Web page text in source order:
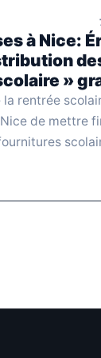
à Nice:
»
rentrée
de mettre